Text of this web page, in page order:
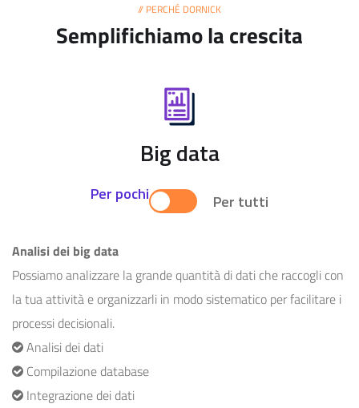
// PERCHÉ DORNICK
Semplifichiamola crescita
Big data
Per pochi Per tutti
Analisi dei big data
Possiamo analizzare la grande quantità di dati che raccogli con
la tua attività e organizzarli in modo sistematico per facilitare i
processi decisionali.
Analisi dei dati
Compilazione database
Integrazione dei dati